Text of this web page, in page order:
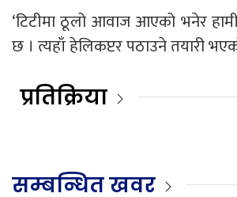
‘टिटीमा ठूलो आवाज आएको भनेर
छ । त्यहाँ हेलिकप्टर पठाउने तयारी
प्रतिक्रिया
सम्बन्धित खवर